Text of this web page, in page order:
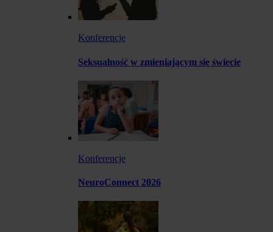
Konferencje
Seksualność w zmieniającym się świecie
Konferencje
NeuroConnect 2026